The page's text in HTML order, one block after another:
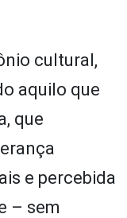
cultural,
aquilo que
que
e percebida
– sem